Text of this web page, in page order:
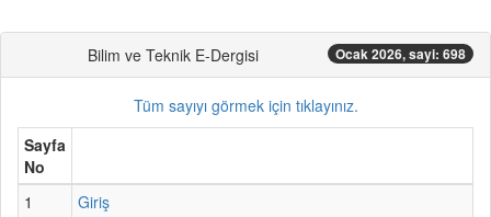
Bilim ve Teknik E-Dergisi Ocak 2026, sayi: 698
Tüm sayıyı görmek için tıklayınız.
Sayfa
No
1
Giriş